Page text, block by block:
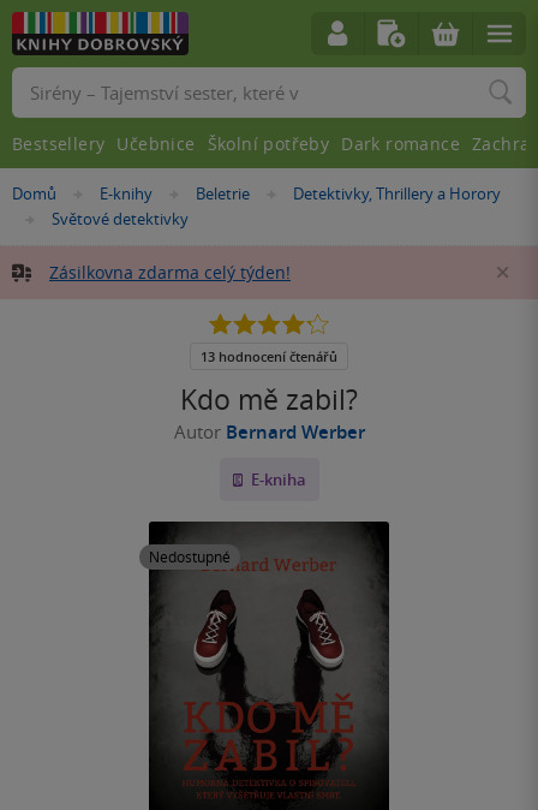
Nacházíte
Domů »E-knihy »Beletrie »
Detektivky, Thrillery a Horory
»
Světové detektivky
Zásilkovna zdarma celý týden!
Kdo mě zabil?
Autor Bernard Werber
E-kniha
Nedostupné
4.2
5
13 hodnocení čtenářů
Vyhledávání
Bestsellery Učebnice Školní potřeby Dark romance